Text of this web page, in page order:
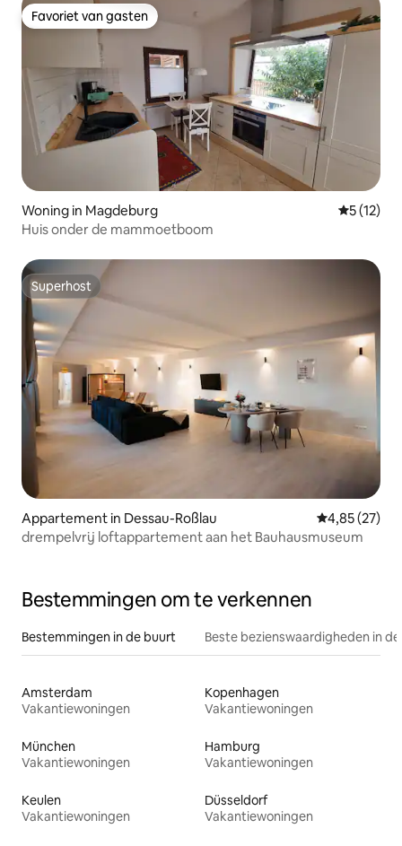
Favoriet van gasten
Favoriet van gasten
Woning in Magdeburg
5 (12)
Huis onder de mammoetboom
Superhost
Superhost
Appartement in Dessau-Roßlau Gemiddelde
4,85 (27)
drempelvrij loftappartement aan het Bauhausmuseum
Bestemmingen om te verkennen
Bestemmingen in de buurt Beste bezienswaardigheden in
Amsterdam
Vakantiewoningen
Kopenhagen
Vakantiewoningen
München
Vakantiewoningen
Hamburg
Vakantiewoningen
Keulen
Vakantiewoningen
Düsseldorf
Vakantiewoningen